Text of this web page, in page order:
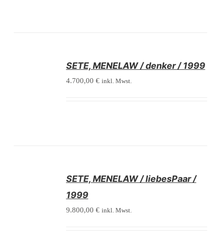
SETE, MENELAW / denker / 1999
4.700,00 € inkl. Mwst.
SETE, MENELAW / liebesPaar /
1999
9.800,00 € inkl. Mwst.